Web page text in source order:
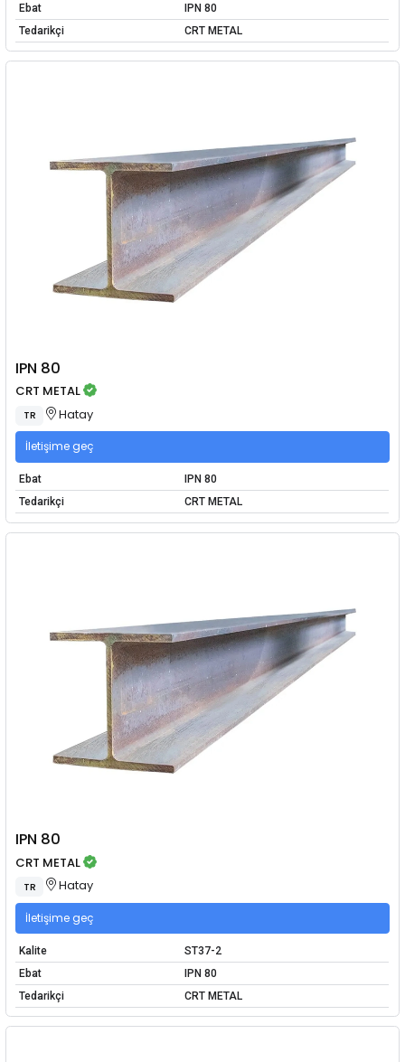
Ebat
IPN 80
Tedarikçi
CRT METAL
IPN 80
CRT METAL
TR Hatay
İletişime geç
Ebat
IPN 80
Tedarikçi
CRT METAL
IPN 80
CRT METAL
TR Hatay
İletişime geç
Kalite
ST37-2
Ebat
IPN 80
Tedarikçi
CRT METAL